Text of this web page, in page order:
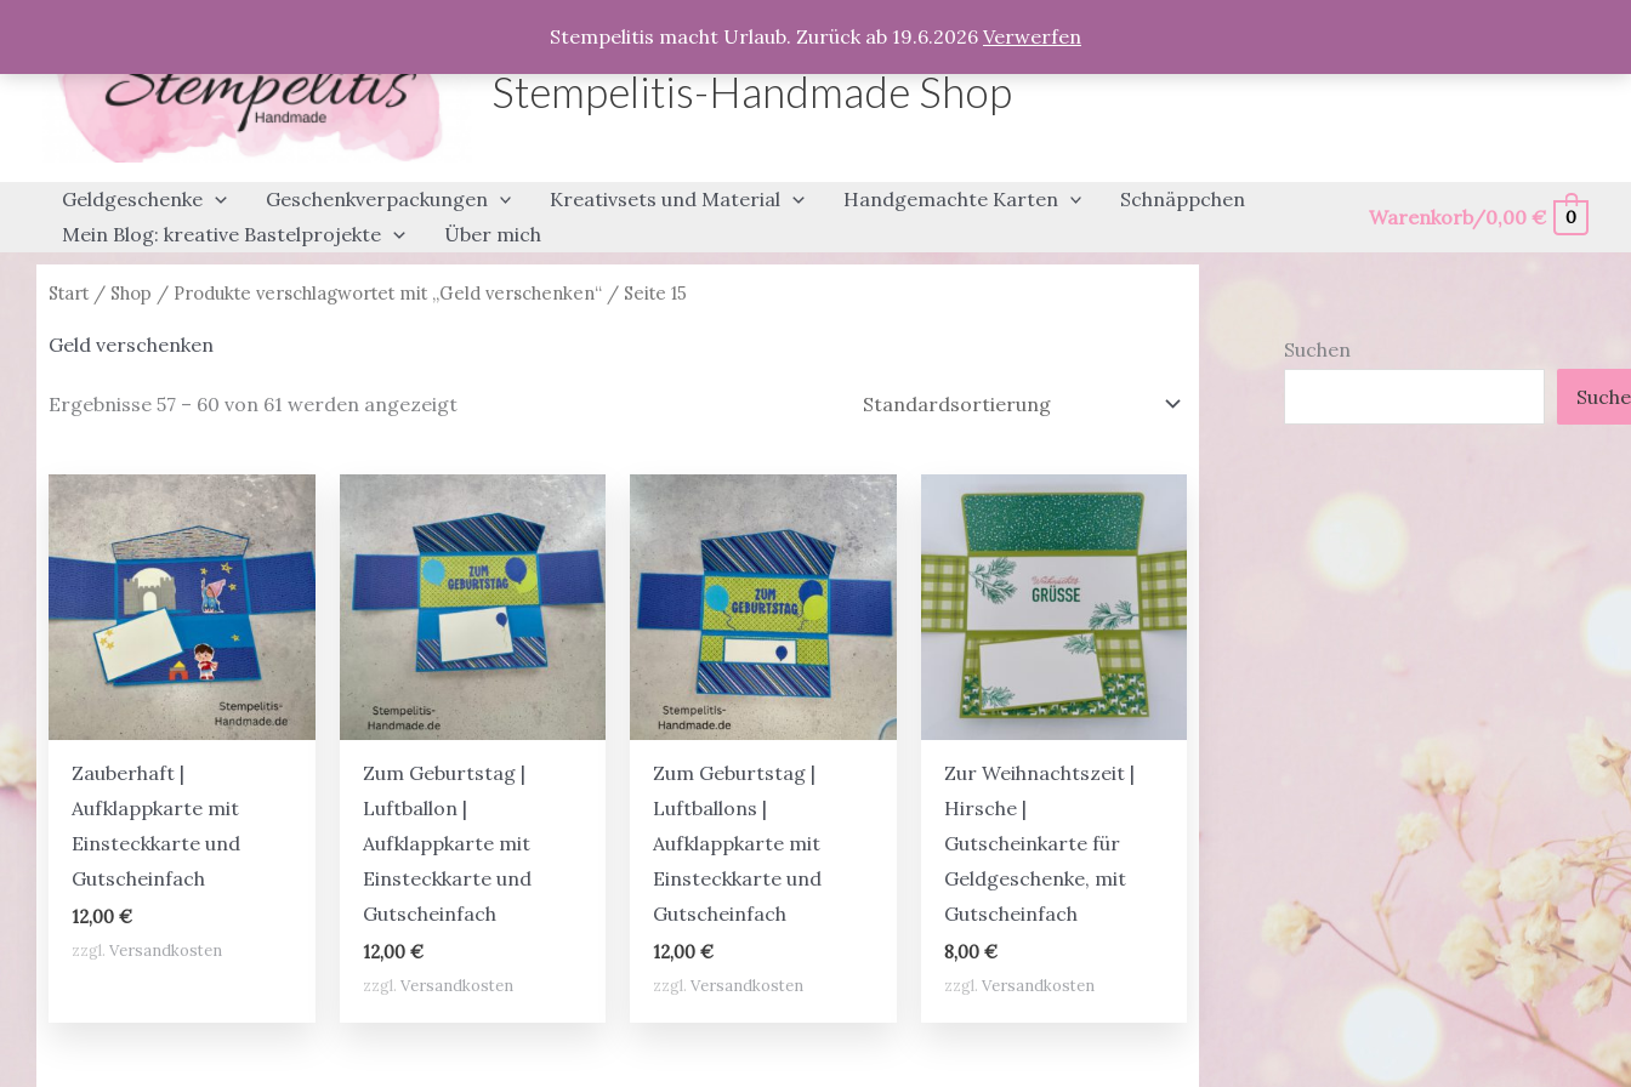
Stempelitis macht Urlaub. Zurück ab 19.6.2026 Verwerfen
springen
Stempelitis-Handmade Shop
Geldgeschenke Geschenkverpackungen Kreativsets und Material Handgemachte Karten
Schnäppchen
Mein Blog: kreative Bastelprojekte
Über mich
Warenkorb/0,00€ 0
Start / Shop / Produkte verschlagwortet mit „Geld verschenken“ / Seite 15
Geld verschenken
Ergebnisse 57 – 60 von 61 werden angezeigt
Zauberhaft |
Aufklappkarte mit
Einsteckkarte und
Gutscheinfach
12,00€
zzgl.Versandkosten
Zum Geburtstag |
Luftballon |
Aufklappkarte mit
Einsteckkarte und
Gutscheinfach
12,00 €
zzgl. Versandkosten
Zum Geburtstag |
Luftballons |
Aufklappkarte mit
Einsteckkarte und
Gutscheinfach
12,00€
zzgl.Versandkosten
Zur Weihnachtszeit |
Hirsche |
Gutscheinkarte für
Geldgeschenke, mit
Gutscheinfach
8,00 €
zzgl. Versandkosten
Suchen